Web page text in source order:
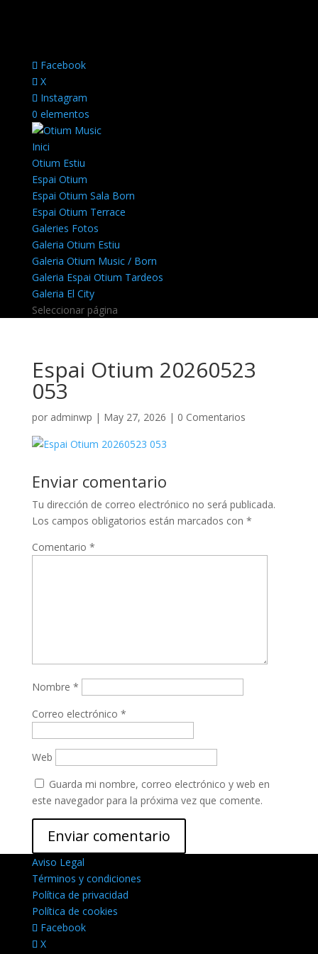
Facebook
X
Instagram
0 elementos
Inici
Otium Estiu
Espai Otium
Espai Otium Sala Born
Espai Otium Terrace
Galeries Fotos
Galeria Otium Estiu
Galeria Otium Music / Born
Galeria Espai Otium Tardeos
Galeria El City
Seleccionar página
Espai Otium 20260523
053
por adminwp | May 27, 2026 | 0 Comentarios
Enviar comentario
Tu dirección de correo electrónico no será publicada.
Los campos obligatorios están marcados con *
Comentario *
Nombre *
Correo electrónico *
Web
Guarda mi nombre, correo electrónico y web en
este navegador para la próxima vez que comente.
Aviso Legal
Términos y condiciones
Política de privacidad
Política de cookies
Facebook
X